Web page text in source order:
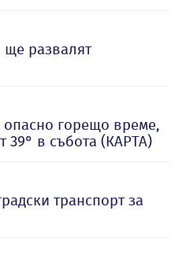
развалят
горещо време,
39° в събота (КАРТА)
транспорт за